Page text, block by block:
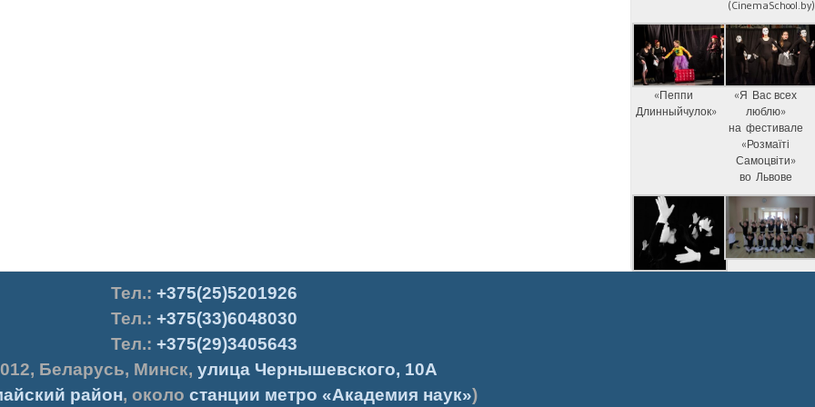
(CinemaSchool.by)
«Пеппи
Длинныйчулок»
«Я Вас всех
люблю»
на фестивале
«Розмаїті
Самоцвіти»
во Львове
Тел.: +375(25)5201926
Тел.: +375(33)6048030
Тел.: +375(29)3405643
, Беларусь, Минск, улица Чернышевского, 10А
район, около станции метро «Академия наук»)